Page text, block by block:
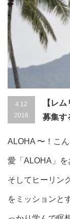
4.12
2016
【レ
募集す
ALOHA 〜！こ
愛「ALOHA」を
そしてヒーリン
をミッションと